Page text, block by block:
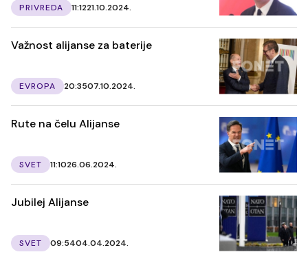
PRIVREDA 11:1221.10.2024.
Važnost alijanse za baterije
EVROPA 20:3507.10.2024.
Rute na čelu Alijanse
SVET 11:1026.06.2024.
Jubilej Alijanse
SVET 09:5404.04.2024.